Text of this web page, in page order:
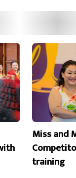
Miss and
training